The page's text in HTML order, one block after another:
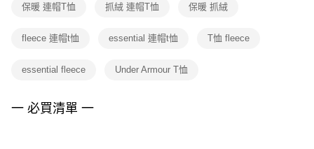
１．透過由恩沛科技股份有限公司提供之「AFTEE先享後付」服務完成之交
權轉讓予恩沛科技股份有限公司。
３．未成年的使用者請事先徵得法定代理人或監護人之同意方可使用
４．使用「AFTEE先享後付」時，將依據個別帳號之用戶狀況，依本公司即
保暖 連帽T恤 抓絨 連帽T恤 保暖 抓絨
fleece 連帽t恤 essential 連帽t恤 T恤 fleece
essential fleece Under Armour T恤
一 必買清單 一